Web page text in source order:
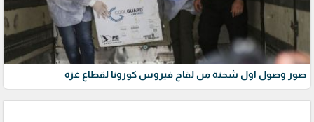
صور وصول اول شحنة من لقاح فيروس كورونا لقطاع غزة